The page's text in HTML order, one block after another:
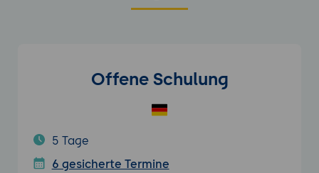
Offene Schulung
5 Tage
6 gesicherte Termine